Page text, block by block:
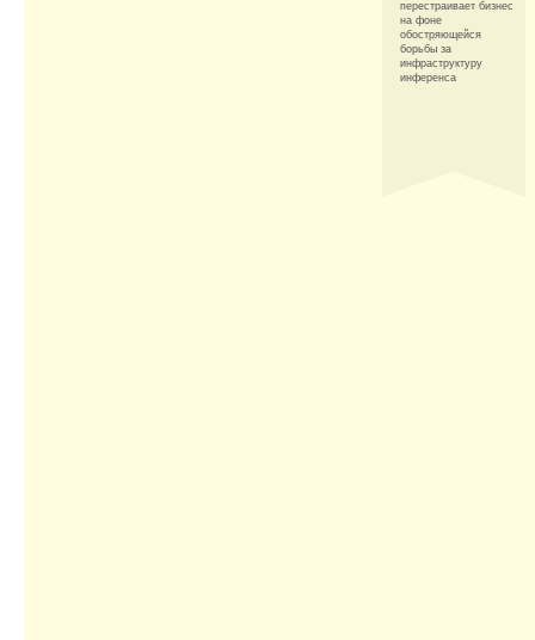
перестраивает бизнес
на фоне
обостряющейся
борьбы за
инфраструктуру
инференса